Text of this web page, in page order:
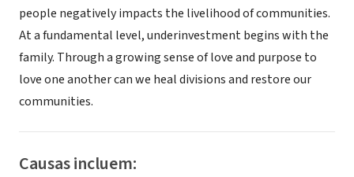
people negatively impacts the livelihood of communities.
At a fundamental level, underinvestment begins with the
family. Through a growing sense of love and purpose to
love one another can we heal divisions and restore our
communities.
Causas incluem: